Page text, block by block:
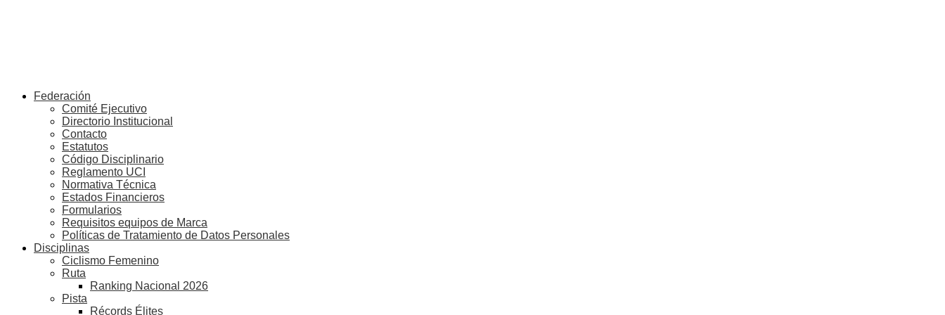
Federación
Comité Ejecutivo
Directorio Institucional
Contacto
Estatutos
Código Disciplinario
Reglamento UCI
Normativa Técnica
Estados Financieros
Formularios
Requisitos equipos de Marca
Políticas de Tratamiento de Datos Personales
Disciplinas
Ciclismo Femenino
Ruta
Ranking Nacional 2026
Pista
Récords Élites